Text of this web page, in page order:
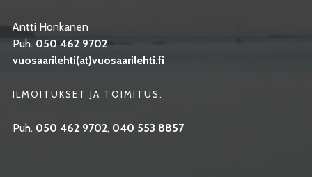
Antti Honkanen
Puh. 050 462 9702
vuosaarilehti(at)vuosaarilehti.fi
ILMOITUKSET JA TOIMITUS:
Puh. 050 462 9702, 040 553 8857